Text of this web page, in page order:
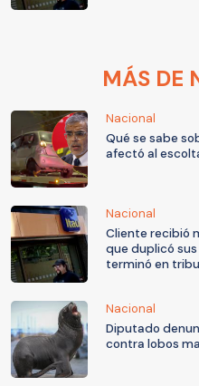
MÁS DE
Nacional
Qué se sabe
afectó al
Nacional
Cliente recibió
que duplicó
terminó en
Nacional
Diputado
contra lobos